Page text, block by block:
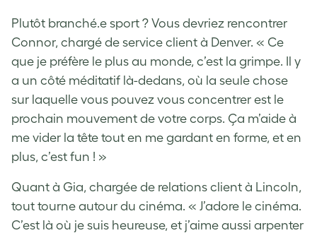
Plutôt branché.e sport ? Vous devriez rencontrer
Connor, chargé de service client à Denver. « Ce
que je préfère le plus au monde, c’est la grimpe. Il y
a un côté méditatif là-dedans, où la seule chose
sur laquelle vous pouvez vous concentrer est le
prochain mouvement de votre corps. Ça m’aide à
me vider la tête tout en me gardant en forme, et en
plus, c’est fun ! »
Quant à Gia, chargée de relations client à Lincoln,
tout tourne autour du cinéma. « J’adore le cinéma.
C’est là où je suis heureuse, et j’aime aussi arpenter